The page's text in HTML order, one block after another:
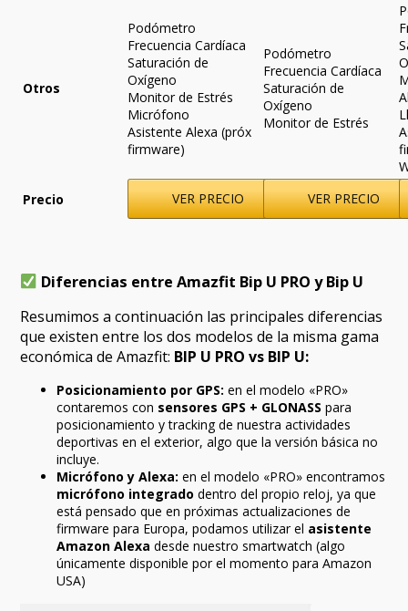
Otros
Podómetro
Frecuencia Cardíaca
Saturación de
Oxígeno
Monitor de Estrés
Micrófono
Asistente Alexa (próx
firmware)
Podómetro
Frecuencia Cardíaca
Saturación de
Oxígeno
Monitor de Estrés
Precio
VER PRECIO VER PRECIO
Diferencias entre Amazfit Bip U PRO y Bip U
Resumimos a continuación las principales diferencias
que existen entre los dos modelos de la misma gama
económica de Amazfit: BIP U PRO vs BIP U:
Posicionamiento por GPS: en el modelo «PRO»
contaremos con sensores GPS + GLONASS para
posicionamiento y tracking de nuestra actividades
deportivas en el exterior, algo que la versión básica no
incluye.
Micrófono y Alexa: en el modelo «PRO» encontramos
micrófono integrado dentro del propio reloj, ya que
está pensado que en próximas actualizaciones de
firmware para Europa, podamos utilizar el asistente
Amazon Alexa desde nuestro smartwatch (algo
únicamente disponible por el momento para Amazon
USA)